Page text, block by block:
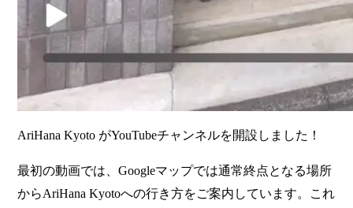
AriHana Kyoto がYouTubeチャンネルを開設しました！
最初の動画では、Googleマップでは通常終点となる場所
からAriHana Kyotoへの行き方をご案内しています。これ